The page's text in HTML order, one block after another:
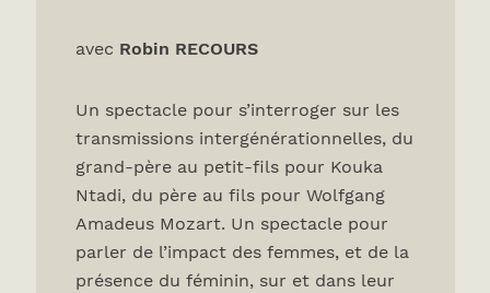
avec Robin RECOURS
Un spectacle pour s’interroger sur les
transmissions intergénérationnelles, du
grand-père au petit-fils pour Kouka
Ntadi, du père au fils pour Wolfgang
Amadeus Mozart. Un spectacle pour
parler de l’impact des femmes, et de la
présence du féminin, sur et dans leur